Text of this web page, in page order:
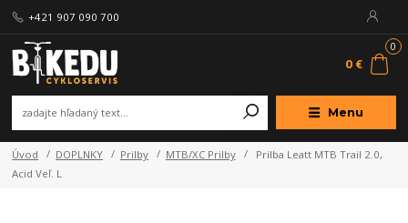
Menu
+421 907 090 700
0
0 €
Úvod DOPLNKY Prilby MTB/XC Prilby
Prilba Leatt MTB Trail 2.0,
Acid Veľ. L